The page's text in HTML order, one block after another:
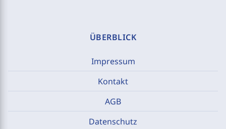
ÜBERBLICK
Impressum
Kontakt
AGB
Datenschutz